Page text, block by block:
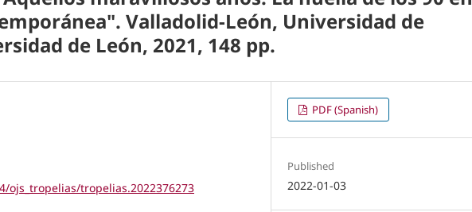
Valladolid-León, Universidad de
de León, 2021, 148 pp.
ojs_tropelias/tropelias.2022376273
PDF (Spanish)
Published
2022-01-03